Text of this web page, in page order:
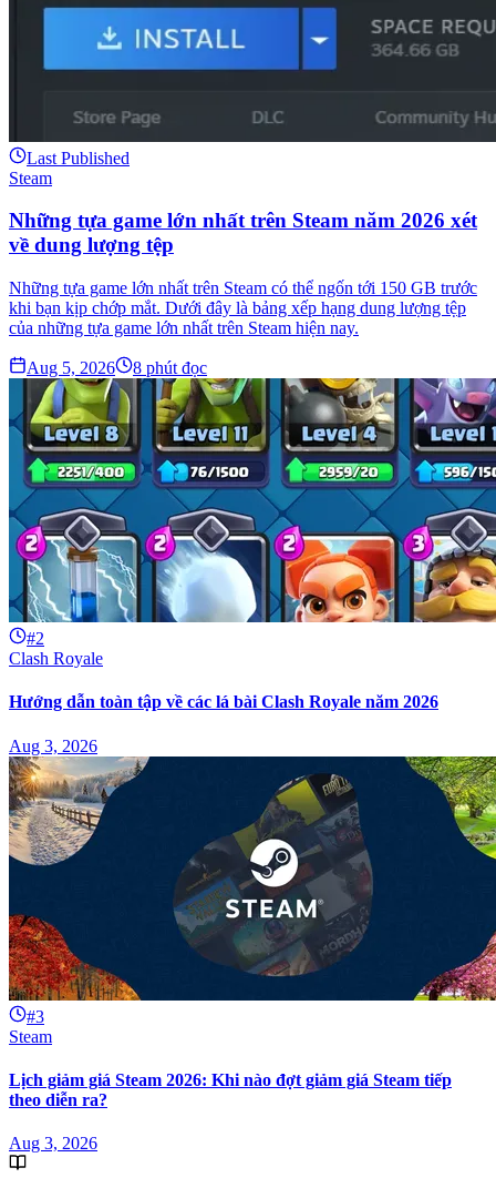
Last Published
Steam
Những tựa game lớn nhất trên Steam năm 2026 xét
về dung lượng tệp
Những tựa game lớn nhất trên Steam có thể ngốn tới 150 GB trước
khi bạn kịp chớp mắt. Dưới đây là bảng xếp hạng dung lượng tệp
của những tựa game lớn nhất trên Steam hiện nay.
Aug 5, 2026 8 phút đọc
#2
Clash Royale
Hướng dẫn toàn tập về các lá bài Clash Royale năm 2026
Aug 3, 2026
#3
Steam
Lịch giảm giá Steam 2026: Khi nào đợt giảm giá Steam tiếp
theo diễn ra?
Aug 3, 2026